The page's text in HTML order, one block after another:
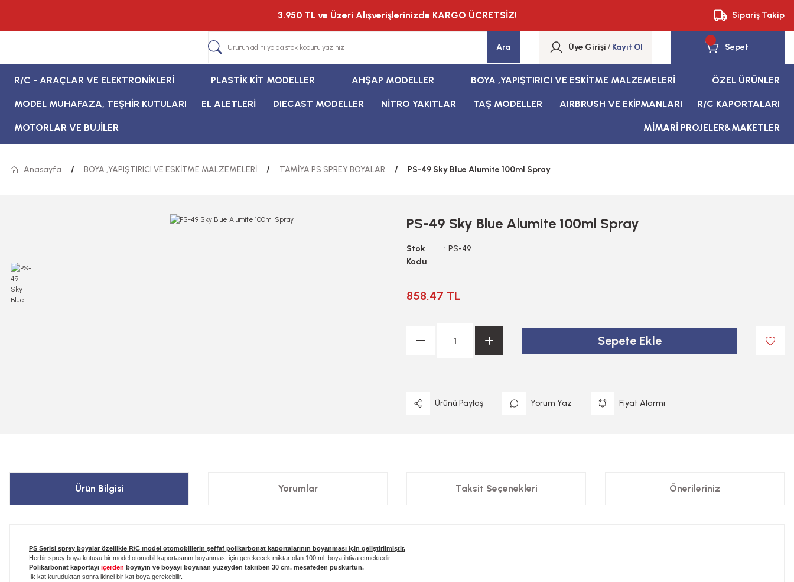
3.950 TL ve Üzeri Alışverişlerinizde KARGO ÜCRETSİZ! Sipariş Takip
Ara Üye Girişi / Kayıt Ol Sepet
R/C - ARAÇLAR VE ELEKTRONİKLERİ PLASTİK KİT MODELLER AHŞAP MODELLER BOYA ,YAPIŞTIRICI VE ESKİTME MALZEMELERİ ÖZEL ÜRÜNLER
MODEL MUHAFAZA, TEŞHİR KUTULARI EL ALETLERİ DIECAST MODELLER NİTRO YAKITLAR TAŞ MODELLER AIRBRUSH VE EKİPMANLARI R/C KAPORTALARI
MOTORLAR VE BUJİLER MİMARİ PROJELER&MAKETLER
Anasayfa BOYA ,YAPIŞTIRICI VE ESKİTME MALZEMELERİ TAMİYA PS SPREY BOYALAR PS-49 Sky Blue Alumite 100ml Spray
PS-49 Sky Blue Alumite 100ml Spray
Stok
Kodu
PS-49
858,47 TL
Sepete Ekle
Ürünü Paylaş Yorum Yaz Fiyat Alarmı
Ürün Bilgisi Yorumlar Taksit Seçenekleri Önerileriniz
PS Serisi sprey boyalar özellikle R/C model otomobillerin şeffaf polikarbonat kaportalarının boyanması için geliştirilmiştir.
Herbir sprey boya kutusu bir model otomobil kaportasının boyanması için gerekecek miktar olan 100 ml. boya ihtiva etmektedir.
Polikarbonat kaportayı içerden boyayın ve boyayı boyanan yüzeyden takriben 30 cm. mesafeden püskürtün.
İlk kat kuruduktan sonra ikinci bir kat boya gerekebilir.